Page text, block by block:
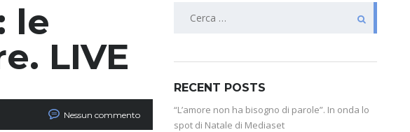
le
LIVE
Nessun commento
RECENT POSTS
“L’amore non ha bisogno di parole”. In onda lo
spot di Natale di Mediaset